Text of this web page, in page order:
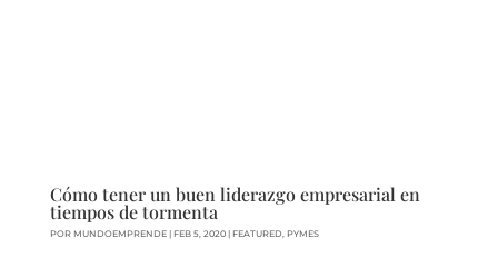
Cómo tener un buen liderazgo empresarial en
tiempos de tormenta
POR MUNDOEMPRENDE| FEB 5, 2020| FEATURED, PYMES